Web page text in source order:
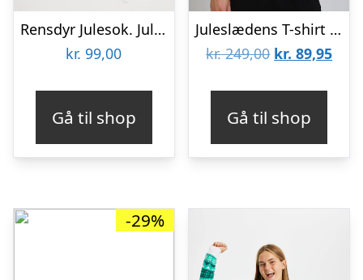
Rensdyr Julesok. Julesokker
kr. 99,00
Gå til shop
Juleslædens T-shirt – dame / kvinder
kr.249,00 Den
var:
kr. 249,00.
kr. 89,95Den
kr.
Gå til shop
-29%